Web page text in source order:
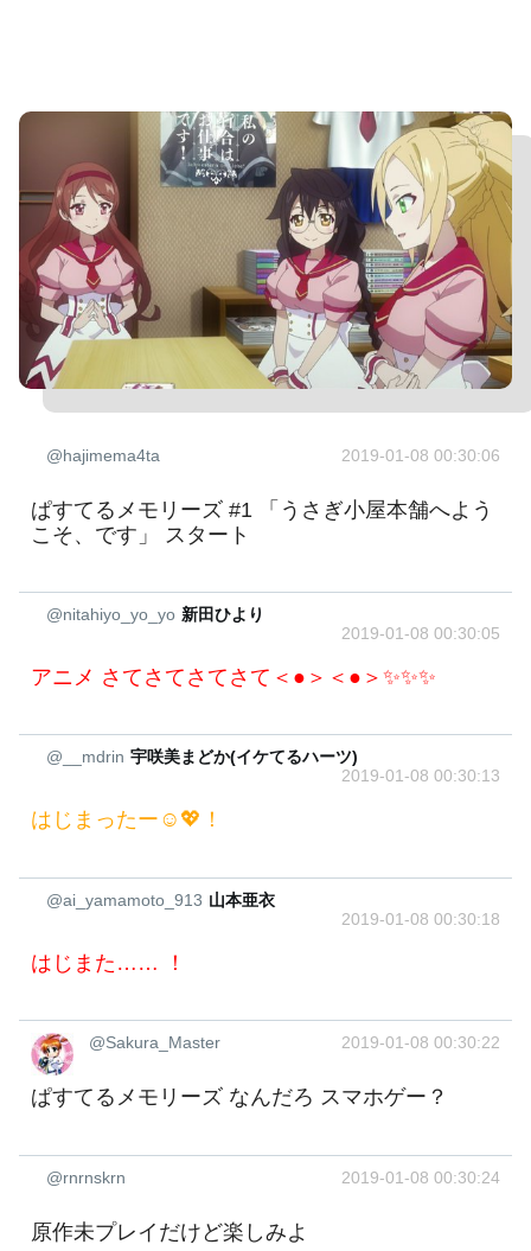
@hajimema4ta 2019-01-08 00:30:06
ぱすてるメモリーズ #1 「うさぎ小屋本舗へよう
こそ、です」 スタート
@nitahiyo_yo_yo 新田ひより
2019-01-08 00:30:05
アニメ さてさてさてさて＜●＞＜●＞✨✨✨
@__mdrin 宇咲美まどか(イケてるハーツ)
2019-01-08 00:30:13
はじまったー☺️💖！
@ai_yamamoto_913 山本亜衣
2019-01-08 00:30:18
はじまた…… ！
@Sakura_Master 2019-01-08 00:30:22
ぱすてるメモリーズ なんだろ スマホゲー？
@rnrnskrn 2019-01-08 00:30:24
原作未プレイだけど楽しみよ